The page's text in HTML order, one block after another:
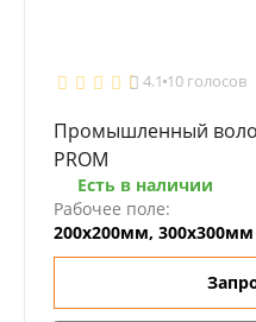
4.1 10 голосов
Промышленный
PROM
Есть в наличии
Рабочее поле:
200х200мм, 300х300мм